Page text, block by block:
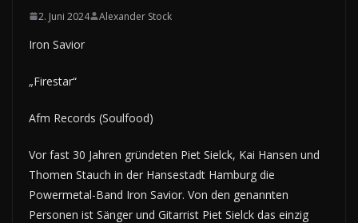
2. Juni 2024 Alexander Stock
Iron Savior
„Firestar“
Afm Records (Soulfood)
Vor fast 30 Jahren gründeten Piet Sielck, Kai Hansen und
Thomen Stauch in der Hansestadt Hamburg die
Powermetal-Band Iron Savior. Von den genannten
Personen ist Sänger und Gitarrist Piet Sielck das einzig